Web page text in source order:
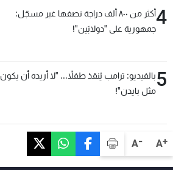
A+
A-
4
أكثر من ٨٠٠ ألف دراجة نصفها غير مسجّل:
جمهورية على "دولابَين"!
5بالفيديو: ترامب يُنقذ طفلاً... "لا أريده أن يكون
مثل بايدن"!